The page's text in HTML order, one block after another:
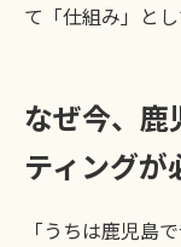
て「仕組み」と
なぜ今、鹿
ティングが
「うちは鹿児島